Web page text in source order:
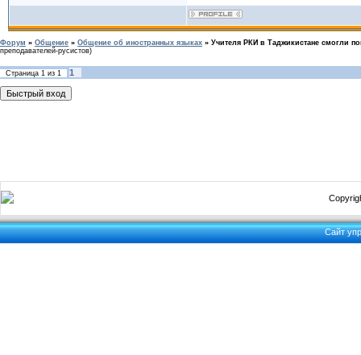
Форум » Общение » Общение об иностранных языках » Учителя РКИ в Таджикистане смогли
преподавателей-русистов)
Страница 1 из 1 1
Сайт